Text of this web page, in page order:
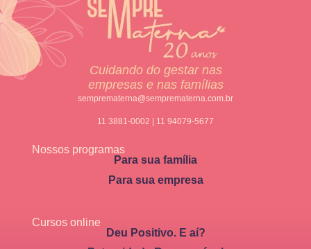
Cuidando do gestar nas
empresas e nas famílias
semprematerna@semprematerna.com.br
11 3881-0002 | 11 94079-5677
Nossos programas
Para sua família
Para sua empresa
Cursos online
Deu Positivo. E aí?